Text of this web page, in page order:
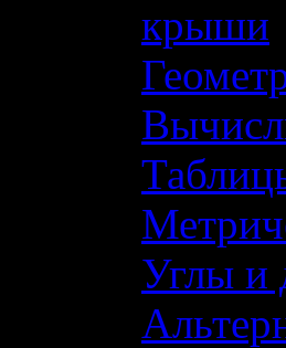
крыши
Углы и